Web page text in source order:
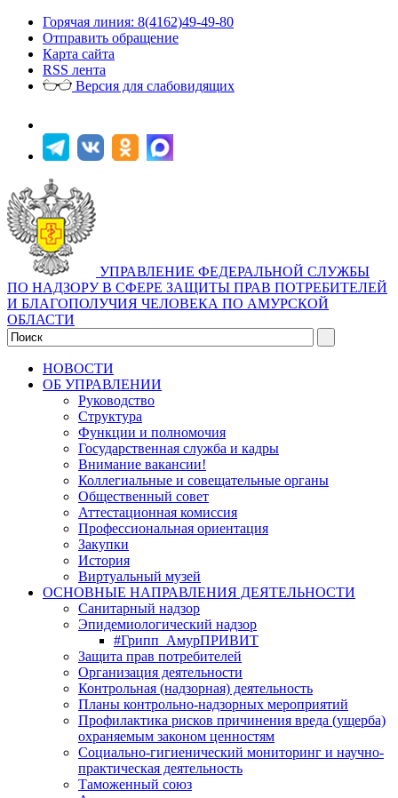
Горячая линия: 8(4162)49-49-80
Отправить обращение
Карта сайта
RSS лента
Версия для слабовидящих
УПРАВЛЕНИЕ ФЕДЕРАЛЬНОЙ СЛУЖБЫ
ПО НАДЗОРУ В СФЕРЕ ЗАЩИТЫ ПРАВ ПОТРЕБИТЕЛЕЙ
И БЛАГОПОЛУЧИЯ ЧЕЛОВЕКА ПО АМУРСКОЙ
ОБЛАСТИ
НОВОСТИ
ОБ УПРАВЛЕНИИ
Руководство
Структура
Функции и полномочия
Государственная служба и кадры
Внимание вакансии!
Коллегиальные и совещательные органы
Общественный совет
Аттестационная комиссия
Профессиональная ориентация
Закупки
История
Виртуальный музей
ОСНОВНЫЕ НАПРАВЛЕНИЯ ДЕЯТЕЛЬНОСТИ
Санитарный надзор
Эпидемиологический надзор
#Грипп_АмурПРИВИТ
Защита прав потребителей
Организация деятельности
Контрольная (надзорная) деятельность
Планы контрольно-надзорных мероприятий
Профилактика рисков причинения вреда (ущерба)
охраняемым законом ценностям
Социально-гигиенический мониторинг и научно-
практическая деятельность
Таможенный союз